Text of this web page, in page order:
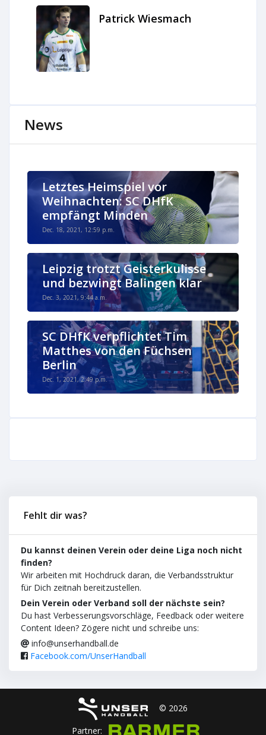
Patrick Wiesmach
News
Letztes Heimspiel vor
Weihnachten: SC DHfK
empfängt Minden
Dec. 18, 2021, 12:59 p.m.
Leipzig trotzt Geisterkulisse
und bezwingt Balingen klar
Dec. 3, 2021, 9:44 a.m.
SC DHfK verpflichtet Tim
Matthes von den Füchsen
Berlin
Dec. 1, 2021, 2:49 p.m.
Fehlt dir was?
Du kannst deinen Verein oder deine Liga noch nicht
finden?
Wir arbeiten mit Hochdruck daran, die Verbandsstruktur
für Dich zeitnah bereitzustellen.
Dein Verein oder Verband soll der nächste sein?
Du hast Verbesserungsvorschläge, Feedback oder weitere
Content Ideen? Zögere nicht und schreibe uns:
info@unserhandball.de
Facebook.com/UnserHandball
© 2026
Partner: